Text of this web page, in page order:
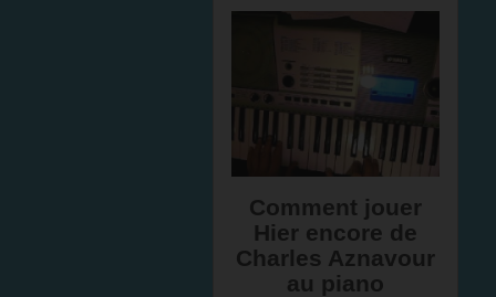
Comment jouer
Hier encore de
Charles Aznavour
au piano